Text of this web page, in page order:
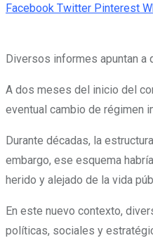
Facebook Twitter Pinterest
Diversos informes apuntan a
A dos meses del inicio del
eventual cambio de régimen
Durante décadas, la
embargo, ese esquema
herido y alejado de la vida
En este nuevo contexto,
políticas, sociales y